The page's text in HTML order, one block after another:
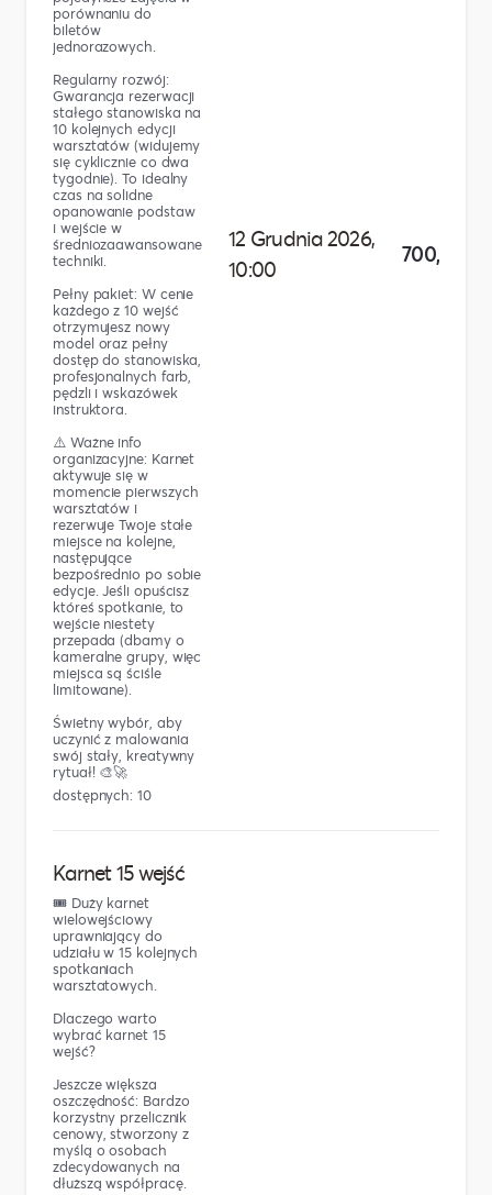
porównaniu do
biletów
jednorazowych.
Regularny rozwój:
Gwarancja rezerwacji
stałego stanowiska na
10 kolejnych edycji
warsztatów (widujemy
się cyklicznie co dwa
tygodnie). To idealny
czas na solidne
opanowanie podstaw
i wejście w
średniozaawansowane
techniki.
Pełny pakiet: W cenie
każdego z 10 wejść
otrzymujesz nowy
model oraz pełny
dostęp do stanowiska,
profesjonalnych farb,
pędzli i wskazówek
instruktora.
⚠️ Ważne info
organizacyjne: Karnet
aktywuje się w
momencie pierwszych
warsztatów i
rezerwuje Twoje stałe
miejsce na kolejne,
następujące
bezpośrednio po sobie
edycje. Jeśli opuścisz
któreś spotkanie, to
wejście niestety
przepada (dbamy o
kameralne grupy, więc
miejsca są ściśle
limitowane).
Świetny wybór, aby
uczynić z malowania
swój stały, kreatywny
rytuał! 🎨🚀
dostępnych: 10
12 Grudnia 2026,
10:00
700,00 zł
Karnet 15 wejść
🎟️ Duży karnet
wielowejściowy
uprawniający do
udziału w 15 kolejnych
spotkaniach
warsztatowych.
Dlaczego warto
wybrać karnet 15
wejść?
Jeszcze większa
oszczędność: Bardzo
korzystny przelicznik
cenowy, stworzony z
myślą o osobach
zdecydowanych na
dłuższą współpracę.